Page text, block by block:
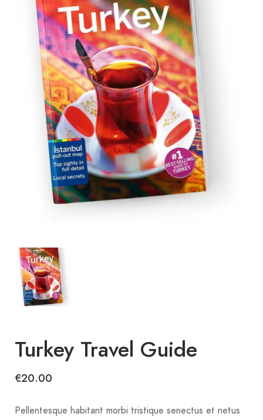
Turkey Travel Guide
€20.00
Pellentesque habitant morbi tristique senectus et netus